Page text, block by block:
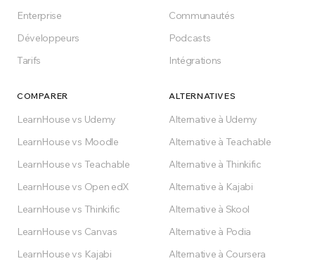
Gratuit à vie sur le plan Free
Enterprise
Développeurs
Tarifs
Communautés
Podcasts
Intégrations
COMPARER
LearnHouse vs Udemy
LearnHouse vs Moodle
LearnHouse vs Teachable
LearnHouse vs Open edX
LearnHouse vs Thinkific
LearnHouse vs Canvas
LearnHouse vs Kajabi
ALTERNATIVES
Alternative à Udemy
Alternative à Teachable
Alternative à Thinkific
Alternative à Kajabi
Alternative à Skool
Alternative à Podia
Alternative à Coursera